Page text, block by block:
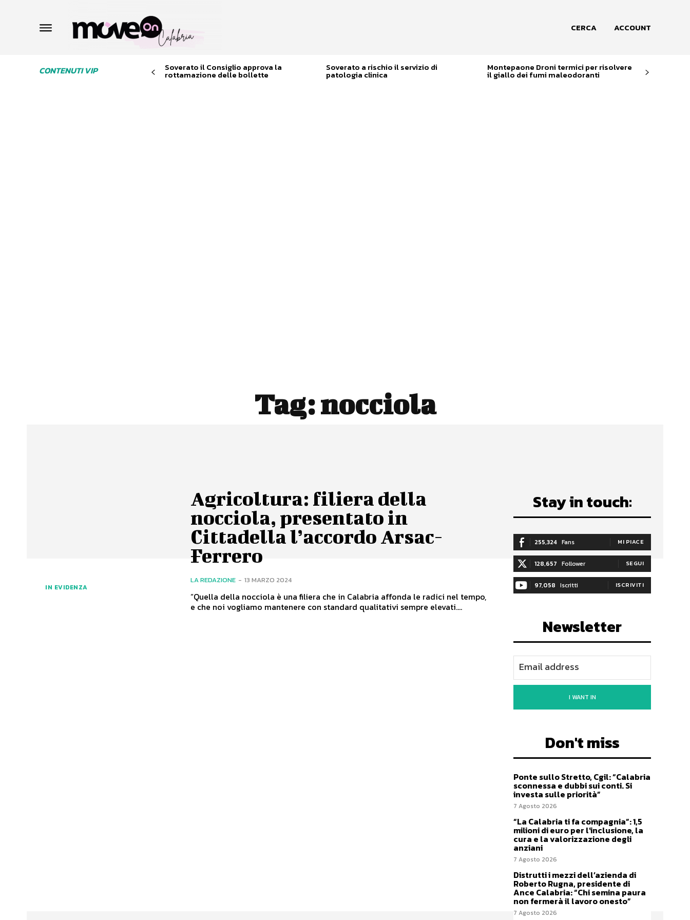
CERCA ACCOUNT
CONTENUTI VIP Soverato il Consiglio approva la
rottamazione delle bollette
Soverato a rischio il servizio di
patologia clinica
Montepaone Droni termici per risolvere
il giallo dei fumi maleodoranti
Tag:nocciola
IN EVIDENZA
Agricoltura: filiera della
nocciola, presentato in
Cittadella l’accordo Arsac-
Ferrero
LA REDAZIONE - 13 MARZO 2024
“Quella della nocciola è una filiera che in Calabria affonda le radici nel tempo,
e che noi vogliamo mantenere con standard qualitativi sempre elevati....
Stay in touch:
255,324 Fans MI PIACE
128,657 Follower SEGUI
97,058 Iscritti ISCRIVITI
Newsletter
I WANT IN
Don't miss
Ponte sullo Stretto, Cgil: “Calabria
sconnessa e dubbi sui conti. Si
investa sulle priorità”
7 Agosto 2026
“La Calabria ti fa compagnia”: 1,5
milioni di euro per l’inclusione, la
cura e la valorizzazione degli
anziani
7 Agosto 2026
Distrutti i mezzi dell’azienda di
Roberto Rugna, presidente di
Ance Calabria: “Chi semina paura
non fermerà il lavoro onesto”
7 Agosto 2026